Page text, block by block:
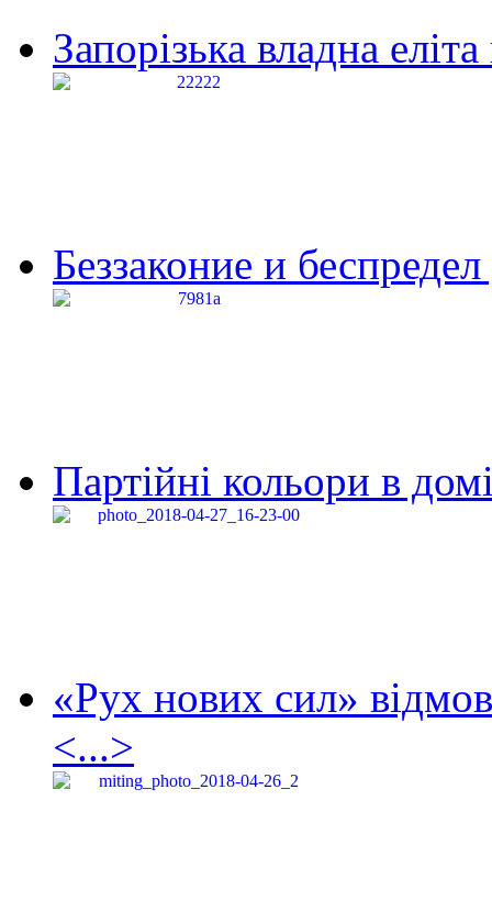
Запорізька владна
Беззаконие и
Партійні кольори в
«Рух нових сил»
<...>